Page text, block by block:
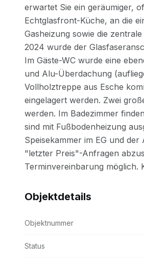
Objektdetails
Objektnummer
Status